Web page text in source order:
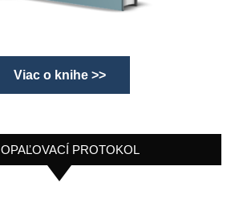
Viac o knihe >>
OPAĽOVACÍ PROTOKOL